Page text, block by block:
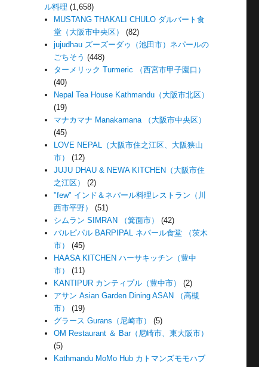
ル料理 (1,658)
MUSTANG THAKALI CHULO ダルバート食
堂（大阪市中央区）
(82)
jujudhau ズーズーダゥ（池田市）ネパールの
ごちそう (448)
ターメリック Turmeric （西宮市甲子園口）
(40)
Nepal Tea House Kathmandu（大阪市北区）
(19)
マナカマナ Manakamana （大阪市中央区）
(45)
LOVE NEPAL（大阪市住之江区、大阪狭山
市）
(12)
JUJU DHAU & NEWA KITCHEN（大阪市住
之江区）
(2)
"few" インド＆ネパール料理レストラン（川
西市平野）
(51)
シムラン SIMRAN （箕面市）
(42)
バルピパル BARPIPAL ネパール食堂 （茨木
市）
(45)
HAASA KITCHEN ハーサキッチン（豊中
市）
(11)
KANTIPUR カンティプル（豊中市）
(2)
アサン Asian Garden Dining ASAN （高槻
市）
(19)
グラース Gurans（尼崎市）
(5)
OM Restaurant ＆ Bar（尼崎市、東大阪市）
(5)
Kathmandu MoMo Hub カトマンズモモハブ